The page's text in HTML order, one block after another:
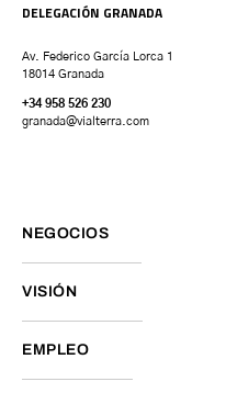
DELEGACIÓN GRANADA
Av. Federico García Lorca 1
18014 Granada
+34 958 526 230
granada@vialterra.com
NEGOCIOS
VISIÓN
EMPLEO